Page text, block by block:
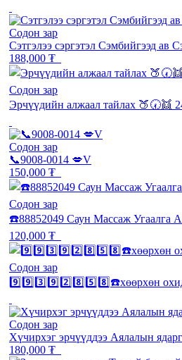
Содон зар
Сэтгэлээ сэргэтэл Сэмбийгээд
188,000 ₮
Содон зар
Эрчүүдийн алжаал тайлах 🍑🕢👯
Содон зар
📞9008-0014 💋V
150,000 ₮
Содон зар
☎️88852049 Саун Массаж Угаалга
120,000 ₮
Содон зар
9️⃣9️⃣3️⃣9️⃣2️⃣8️⃣5️⃣8️⃣☎️хөөрхөн охид
Содон зар
Хүчирхэг эрчүүддээ Аялалын
180,000 ₮